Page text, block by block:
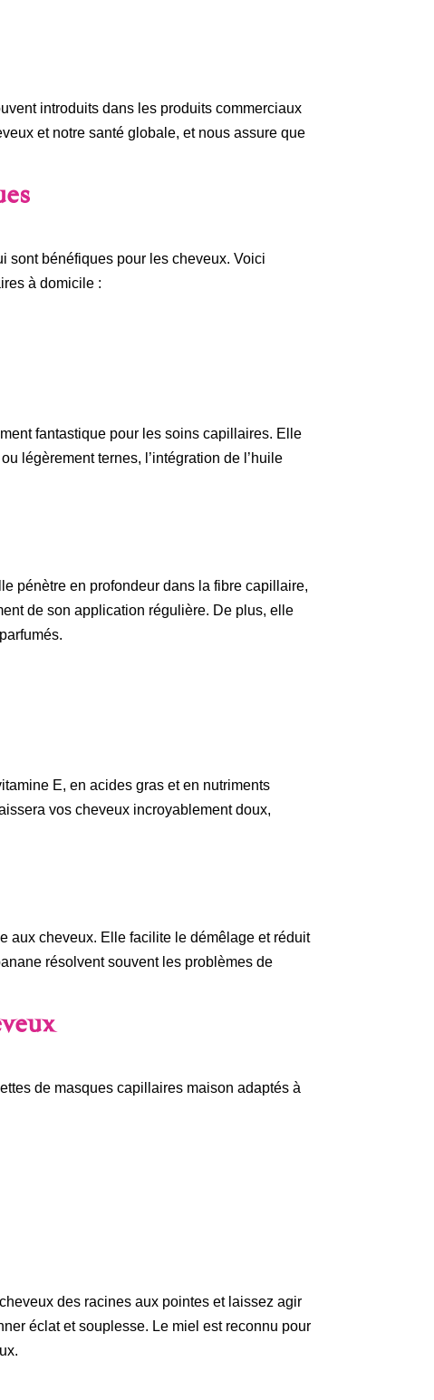
introduits dans les produits commerciaux
et notre santé globale, et nous assure que
sont bénéfiques pour les cheveux. Voici
à domicile :
fantastique pour les soins capillaires. Elle
légèrement ternes, l’intégration de l’huile
pénètre en profondeur dans la fibre capillaire,
de son application régulière. De plus, elle
E, en acides gras et en nutriments
vos cheveux incroyablement doux,
aux cheveux. Elle facilite le démêlage et réduit
résolvent souvent les problèmes de
de masques capillaires maison adaptés à
des racines aux pointes et laissez agir
éclat et souplesse. Le miel est reconnu pour